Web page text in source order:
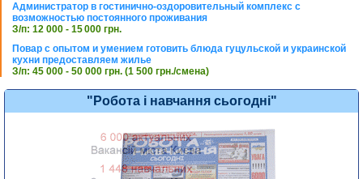
Администратор в гостинично-оздоровительный комплекс с
возможностью постоянного проживания
З/п: 12 000 - 15 000 грн.
Повар с опытом и умением готовить блюда гуцульской и украинской
кухни предоставляем жилье
З/п: 45 000 - 50 000 грн. (1 500 грн./смена)
"Робота і навчання сьогодні"